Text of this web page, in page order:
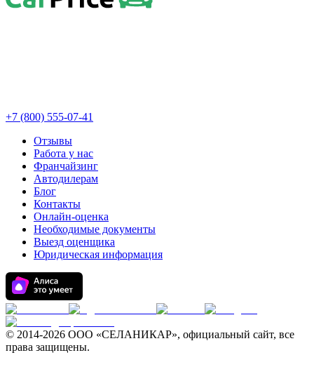
+7 (800) 555-07-41
Отзывы
Работа у нас
Франчайзинг
Автодилерам
Блог
Контакты
Онлайн-оценка
Необходимые документы
Выезд оценщика
Юридическая информация
© 2014-2026 ООО «СЕЛАНИКАР», официальный сайт, все
права защищены.